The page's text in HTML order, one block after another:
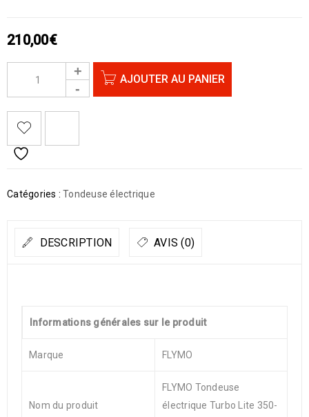
210,00€
AJOUTER AU PANIER
Catégories : Tondeuse électrique
DESCRIPTION AVIS (0)
Informations générales sur le produit
Marque FLYMO
Nom du produit
FLYMO Tondeuse
électrique Turbo Lite 350-